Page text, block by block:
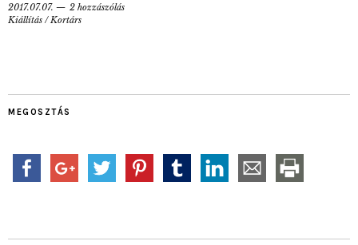
2017.07.07.
2 hozzászólás
Kiállítás / Kortárs
MEGOSZTÁS